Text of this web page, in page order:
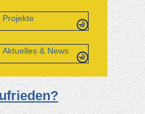
Projekte
Aktuelles & News